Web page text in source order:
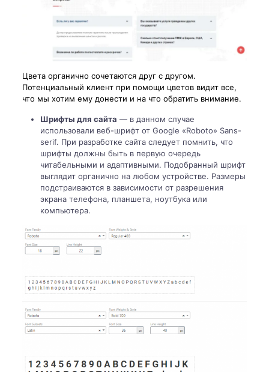
Цвета органично сочетаются друг с другом.
Потенциальный клиент при помощи цветов видит все,
что мы хотим ему донести и на что обратить внимание.
Шрифты для сайта — в данном случае
использовали веб-шрифт от Google «Roboto» Sans-
serif. При разработке сайта следует помнить, что
шрифты должны быть в первую очередь
читабельными и адаптивными. Подобранный шрифт
выглядит органично на любом устройстве. Размеры
подстраиваются в зависимости от разрешения
экрана телефона, планшета, ноутбука или
компьютера.